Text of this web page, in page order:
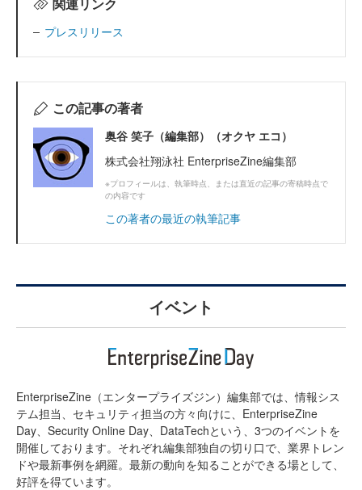
関連リンク
プレスリリース
この記事の著者
奥谷 笑子（編集部）（オクヤ エコ）
株式会社翔泳社 EnterpriseZine編集部
※プロフィールは、執筆時点、または直近の記事の寄稿時点で
の内容です
この著者の最近の執筆記事
イベント
EnterpriseZine（エンタープライズジン）編集部では、情報シス
テム担当、セキュリティ担当の方々向けに、EnterpriseZine
Day、Security Online Day、DataTechという、3つのイベントを
開催しております。それぞれ編集部独自の切り口で、業界トレン
ドや最新事例を網羅。最新の動向を知ることができる場として、
好評を得ています。